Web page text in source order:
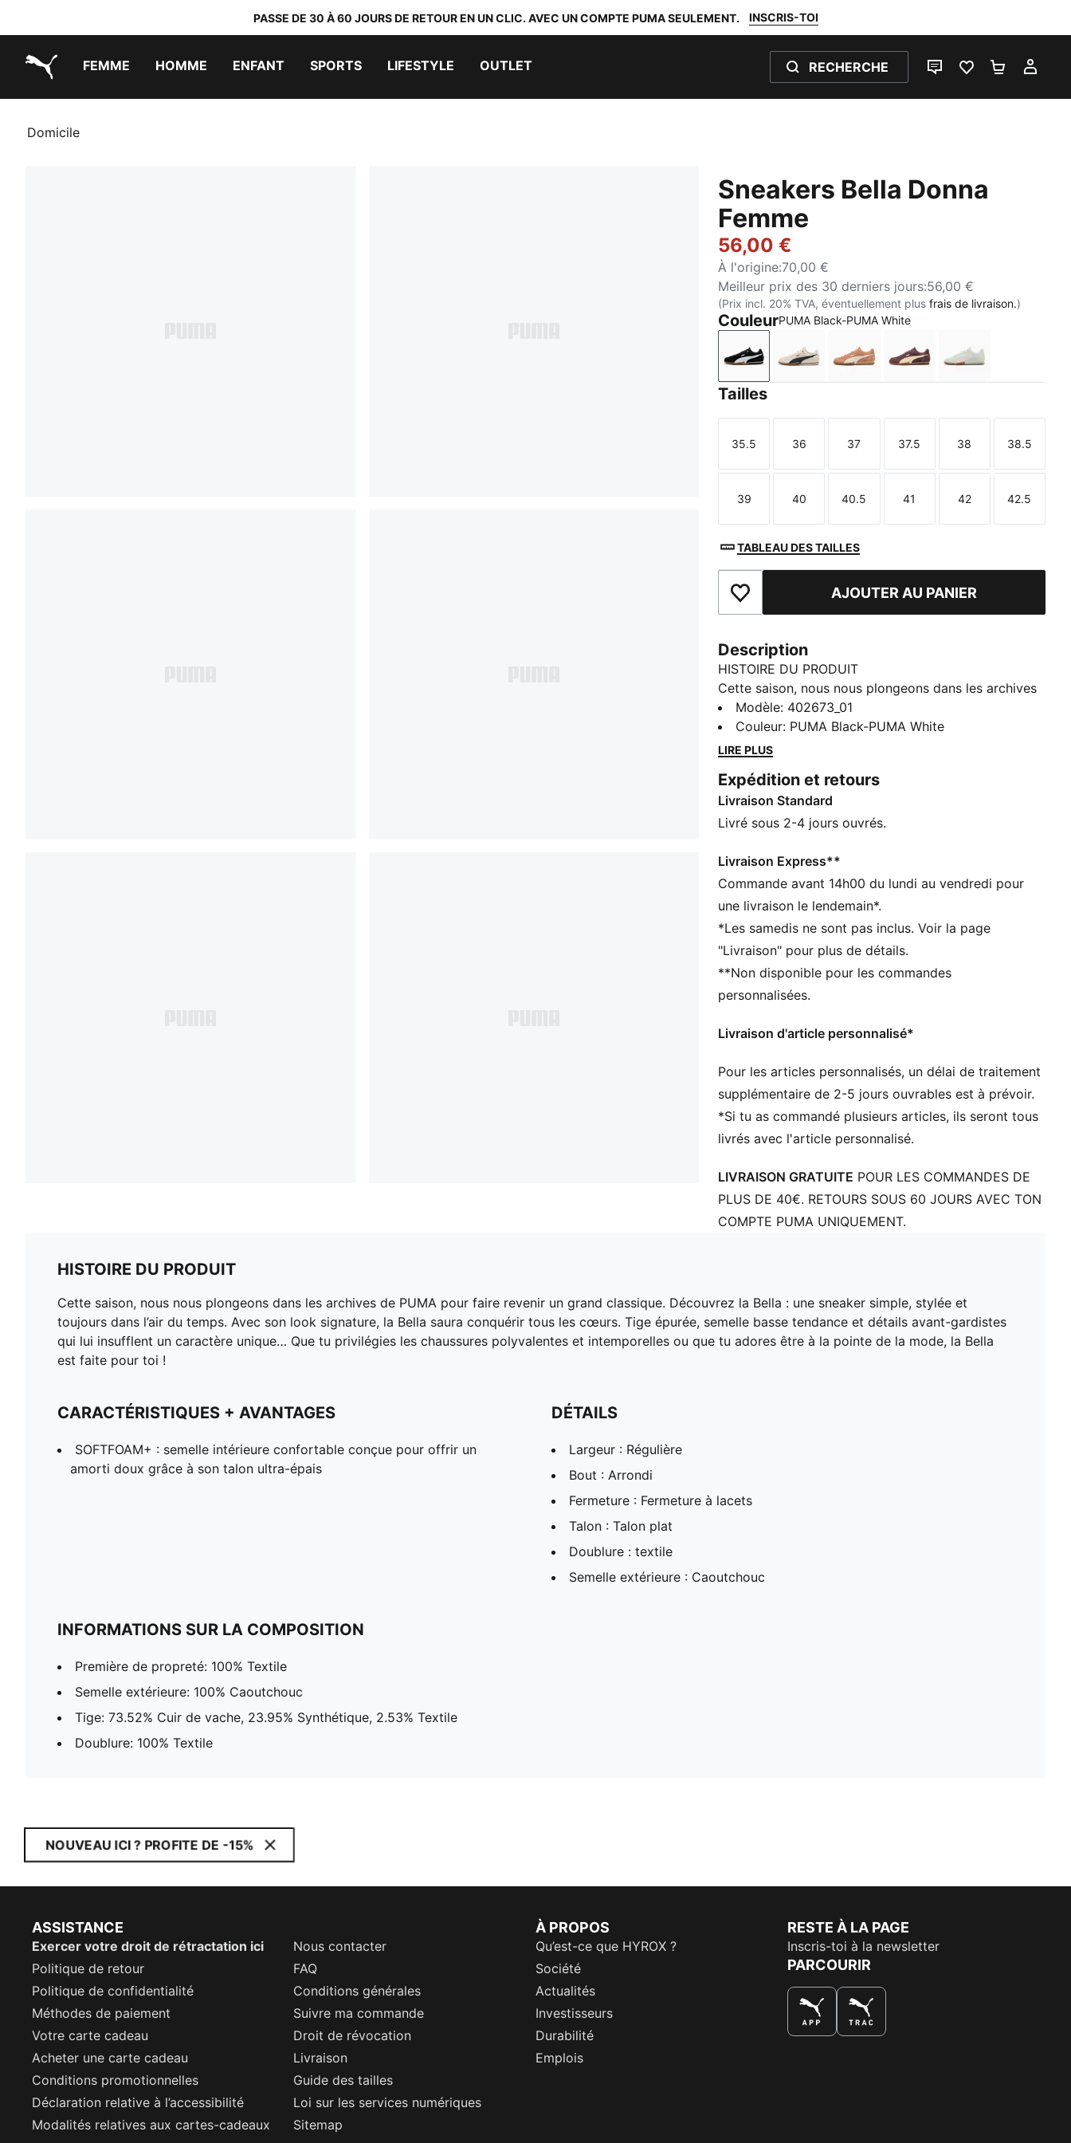
PASSE DE 30 À 60 JOURS DE RETOUR EN UN CLIC. AVEC UN COMPTE PUMA SEULEMENT. INSCRIS-TOI
FEMME HOMME ENFANT SPORTS LIFESTYLE OUTLET RECHERCHE
LIVE CHATFAVORIS 0PANIER 0
Domicile
Sneakers Bella Donna
Femme
56,00 €
À l'origine:70,00 €
Meilleur prix des 30 derniers jours:56,00 €
(Prix incl. 20% TVA, éventuellement plusfrais de livraison.)
CouleurPUMA Black-PUMA White
PUMA Black-PUMA White
Alpine Snow-PUMA Black
Cinnabar-Alpine Snow
Rich Cocoa-Buttercream
Sage Glow-
Tailles
Taille
35.5
Taille
36
Taille
37
Taille
37.5
Taille
38
Taille
38.5
Taille
39
Taille
40
Taille
40.5
Taille
41
Taille
42
Taille
42.5
TABLEAU DES TAILLES
Ajouter aux favorisAJOUTER AU PANIER
Description
HISTOIRE DU PRODUIT
Cette saison, nous nous plongeons dans les archives
de PUMA pour faire revenir un grand classique.
Découvrez la Bella : une sneaker simple, stylée et
toujours dans l’air du temps. Avec son look signature,
semelle basse tendance et détails avant-gardistes qui
lui insufflent un caractère unique… Que tu privilégies
les chaussures polyvalentes et intemporelles ou que
faite pour toi !
CARACTÉRISTIQUES + AVANTAGES
SOFTFOAM+ : semelle intérieure confortable conçue
épais
DÉTAILS
Largeur : Régulière
Bout : Arrondi
Talon : Talon plat
Semelle extérieure : Caoutchouc
Modèle: 402673_01
Couleur: PUMA Black-PUMA White
LIRE PLUS
Expédition et retours
Livraison Standard
Livré sous 2-4 jours ouvrés.
Livraison Express**
Commande avant 14h00 du lundi au vendredi pour
une livraison le lendemain*.
*Les samedis ne sont pas inclus. Voir la page
"Livraison" pour plus de détails.
**Non disponible pour les commandes
personnalisées.
Livraison d'article personnalisé*
Pour les articles personnalisés, un délai de traitement
supplémentaire de 2-5 jours ouvrables est à prévoir.
*Si tu as commandé plusieurs articles, ils seront tous
livrés avec l'article personnalisé.
LIVRAISON GRATUITE POUR LES COMMANDES DE
PLUS DE 40€. RETOURS SOUS 60 JOURS AVEC TON
COMPTE PUMA UNIQUEMENT.
HISTOIRE DU PRODUIT
Cette saison, nous nous plongeons dans les archives de PUMA pour faire revenir un grand classique. Découvrez la Bella : une sneaker simple, stylée et
toujours dans l’air du temps. Avec son look signature, la Bella saura conquérir tous les cœurs. Tige épurée, semelle basse tendance et détails avant-gardistes
qui lui insufflent un caractère unique… Que tu privilégies les chaussures polyvalentes et intemporelles ou que tu adores être à la pointe de la mode, la Bella
est faite pour toi !
CARACTÉRISTIQUES + AVANTAGES
SOFTFOAM+ : semelle intérieure confortable conçue pour offrir un
amorti doux grâce à son talon ultra-épais
DÉTAILS
Largeur : Régulière
Bout : Arrondi
Fermeture : Fermeture à lacets
Talon : Talon plat
Doublure : textile
Semelle extérieure : Caoutchouc
INFORMATIONS SUR LA COMPOSITION
Première de propreté: 100% Textile
Semelle extérieure: 100% Caoutchouc
Tige: 73.52% Cuir de vache, 23.95% Synthétique, 2.53% Textile
Doublure: 100% Textile
NOUVEAU ICI ? PROFITE DE -15%
ASSISTANCE
Exercer votre droit de rétractation ici
Nous contacter
Politique de retour
FAQ
Politique de confidentialité
Conditions générales
Méthodes de paiement
Suivre ma commande
Votre carte cadeau
Droit de révocation
Acheter une carte cadeau
Livraison
Conditions promotionnelles
Guide des tailles
Déclaration relative à l’accessibilité
Loi sur les services numériques
Modalités relatives aux cartes-cadeaux
Sitemap
À PROPOS
Qu’est-ce que HYROX ?
Société
Actualités
Investisseurs
Durabilité
Emplois
RESTE À LA PAGE
Inscris-toi à la newsletter
PARCOURIR